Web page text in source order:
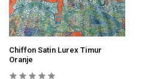
Chiffon Satin Lurex Timur
Oranje